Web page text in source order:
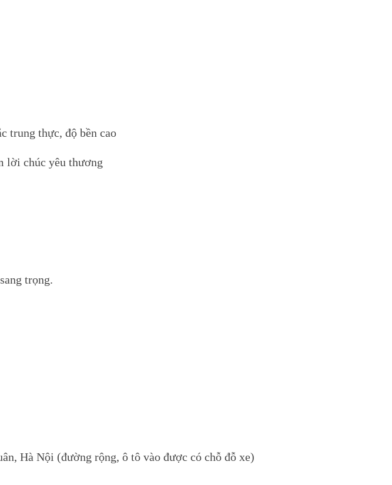
trung thực, độ bền cao
lời chúc yêu thương
trọng.
Hà Nội (đường rộng, ô tô vào được có chỗ đỗ xe)